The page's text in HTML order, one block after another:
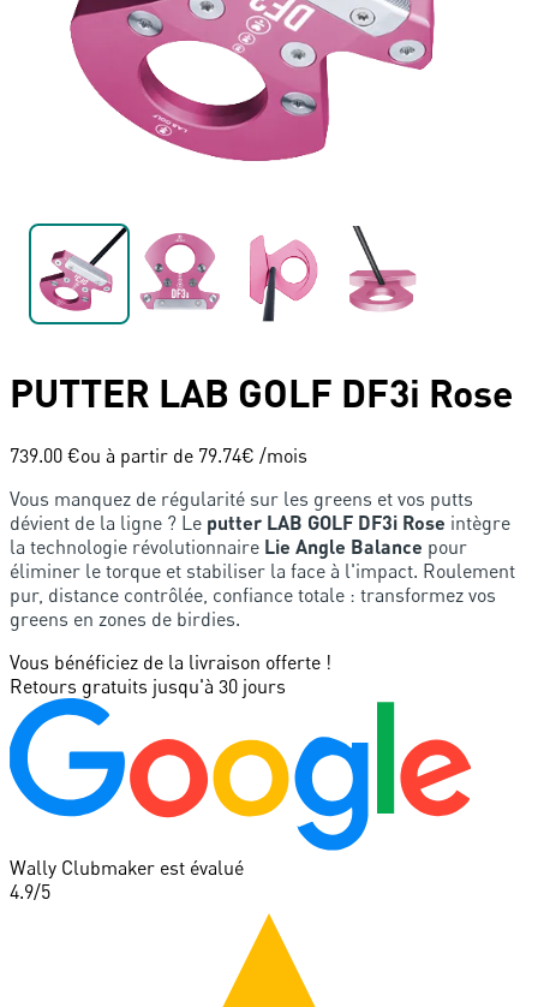
PUTTER LAB GOLF DF3i Rose
739.00 €ou à partir de 79.74€ /mois
Vous manquez de régularité sur les greens et vos putts
dévient de la ligne ? Le putter LAB GOLF DF3i Rose intègre
la technologie révolutionnaire Lie Angle Balance pour
éliminer le torque et stabiliser la face à l'impact. Roulement
pur, distance contrôlée, confiance totale : transformez vos
greens en zones de birdies.
Vous bénéficiez de la livraison offerte !
Retours gratuits jusqu'à 30 jours
Wally Clubmaker est évalué
4.9/5